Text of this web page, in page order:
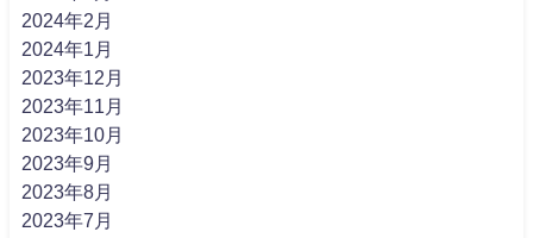
2024年2月
2024年1月
2023年12月
2023年11月
2023年10月
2023年9月
2023年8月
2023年7月